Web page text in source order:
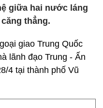
giữa hai nước láng
thẳng.
giao Trung Quốc
lãnh đạo Trung - Ấn
4 tại thành phố Vũ